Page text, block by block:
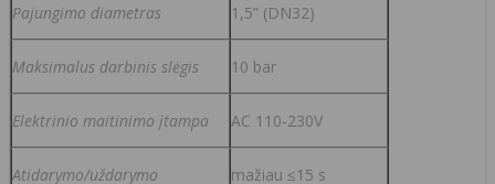
Pajungimo diametras 1,5” (DN32)
Maksimalus darbinis slėgis 10 bar
Elektrinio maitinimo įtampa AC 110-230V
Atidarymo/uždarymo mažiau ≤15 s